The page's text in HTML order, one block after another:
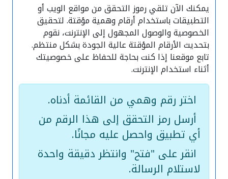
يمكنك الآن تلقي رموز التحقق من مواقع الويب أو
التطبيقات باستخدام أرقام وهمية مؤقتة. لتحقيق
الخصوصية والوصول المجهول إلى الإنترنت، نقوم
بتحديث الأرقام المؤقتة عالية الجودة بشكل منتظم.
تابع موقعنا إذا كنت بحاجة للحفاظ على خصوصيتك
أثناء استخدام الإنترنت.
اختر رقم وهمي من القائمة أدناه.
أرسل رمز التحقق إلى هذا الرقم من
أي تطبيق واحصل عليه مجانًا.
انقر على "فتح" وانتظر دقيقة واحدة
لاستلام الرسالة.